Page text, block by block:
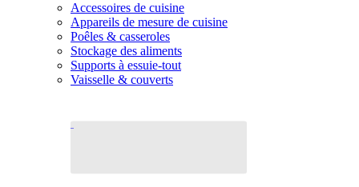
Accessoires de cuisine
Appareils de mesure de cuisine
Poêles & casseroles
Stockage des aliments
Supports à essuie-tout
Vaisselle & couverts